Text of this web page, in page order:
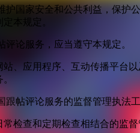
护国家安全和公共利益，保护
本规定。
论服务，应当遵守本规定。
、应用程序、互动传播平台
跟帖评论服务的监督管理执法
检查和定期检查相结合的监